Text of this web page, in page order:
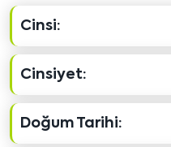
Cinsi:
Cinsiyet:
Doğum Tarihi: